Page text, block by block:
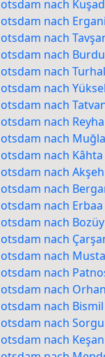
nach
nach Ergani
nach
nach
nach Turhal
nach
nach
nach
nach Muğla
nach Kâhta
nach
nach
nach Erbaa
nach
nach
nach
nach
nach
nach Bismil
nach
nach Keşan